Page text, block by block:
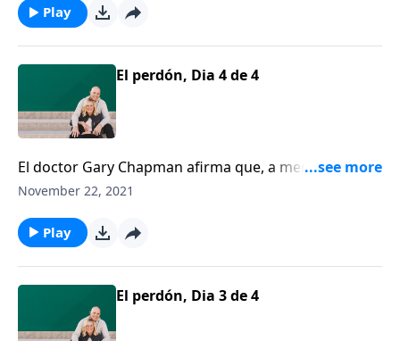
Play
El perdón, Dia 4 de 4
El doctor Gary Chapman afirma que, a menos que
aprendamos a ir más allá de nuestras fallas con un
nuestros matrimonios jamás alcanzarán la plenitud
que Dios tiene en mente.
November 22, 2021
Play
El perdón, Dia 3 de 4